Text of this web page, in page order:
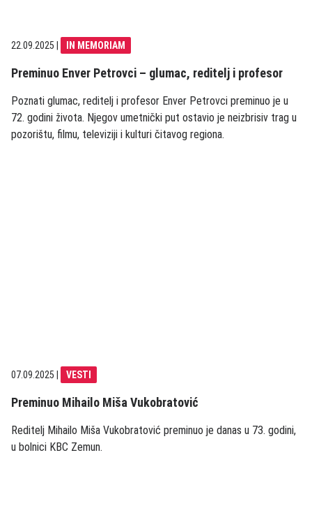
22.09.2025 IN MEMORIAM
Preminuo Enver Petrovci – glumac, reditelj i profesor
Poznati glumac, reditelj i profesor Enver Petrovci preminuo je u
72. godini života. Njegov umetnički put ostavio je neizbrisiv trag u
pozorištu, filmu, televiziji i kulturi čitavog regiona.
07.09.2025 VESTI
Preminuo Mihailo Miša Vukobratović
Reditelj Mihailo Miša Vukobratović preminuo je danas u 73. godini,
u bolnici KBC Zemun.